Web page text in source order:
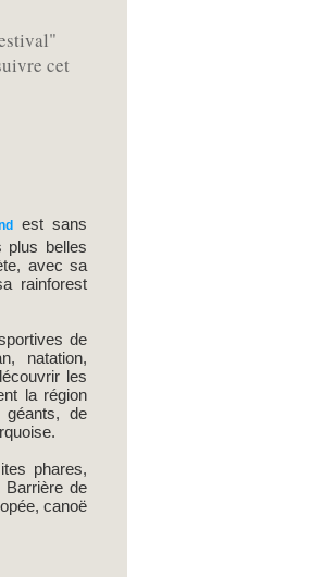
cet
est sans
plus belles
avec sa
rainforest
de
natation,
les
la région
de
phares,
Barrière de
canoë